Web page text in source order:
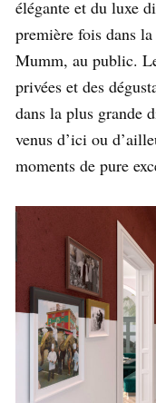
élégante et du luxe
première fois dans
Mumm, au public.
privées et des
dans la plus grande
venus d’ici ou
moments de pure